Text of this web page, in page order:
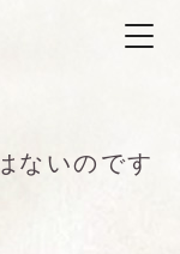
ないのです